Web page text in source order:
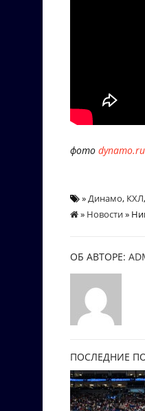
фото dynamo.ru
»Динамо, КХЛ,
» Новости»
ОБ АВТОРЕ:
ПОСЛЕДНИЕ